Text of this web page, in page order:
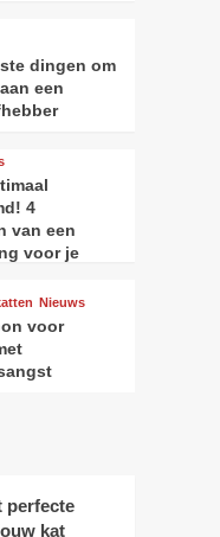
dingen om
een
4
van een
voor je
Nieuws
voor
perfecte
kat